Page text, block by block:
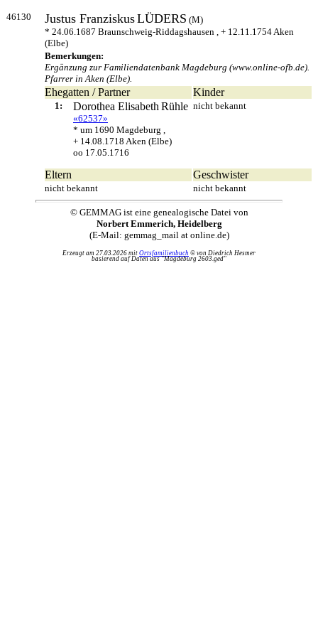
46130 Justus FranziskusLÜDERS (M)
* 24.06.1687 Braunschweig-Riddagshausen , + 12.11.1754 Aken
(Elbe)
Bemerkungen:
Ergänzung zur Familiendatenbank Magdeburg (www.online-ofb.de).
Pfarrer in Aken (Elbe).
Ehegatten / Partner Kinder
1: Dorothea Elisabeth Rühle
«62537»
* um 1690 Magdeburg ,
+ 14.08.1718 Aken (Elbe)
oo 17.05.1716
nicht bekannt
Eltern Geschwister
nicht bekannt nicht bekannt
© GEMMAG ist eine genealogische Datei von
Norbert Emmerich, Heidelberg
(E-Mail: gemmag_mail at online.de)
Erzeugt am 27.03.2026 mit Ortsfamilienbuch © von Diedrich Hesmer
basierend auf Daten aus "Magdeburg 2603.ged"